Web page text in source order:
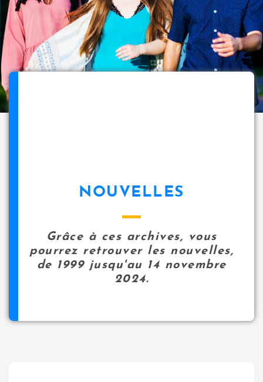
NOUVELLES
Grâce à ces archives, vous
pourrez retrouver les nouvelles,
de 1999 jusqu'au 14 novembre
2024.